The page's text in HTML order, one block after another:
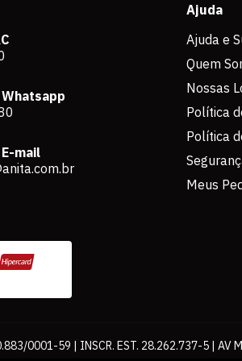
mail
Ajuda
Ajuda e
Quem
Nossas
Política
Política
Meus
0001-59 | INSCR. EST. 28.262.737-5 | AV